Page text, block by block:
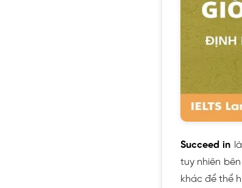
Succeed in
tuy nhiên
khác để thể